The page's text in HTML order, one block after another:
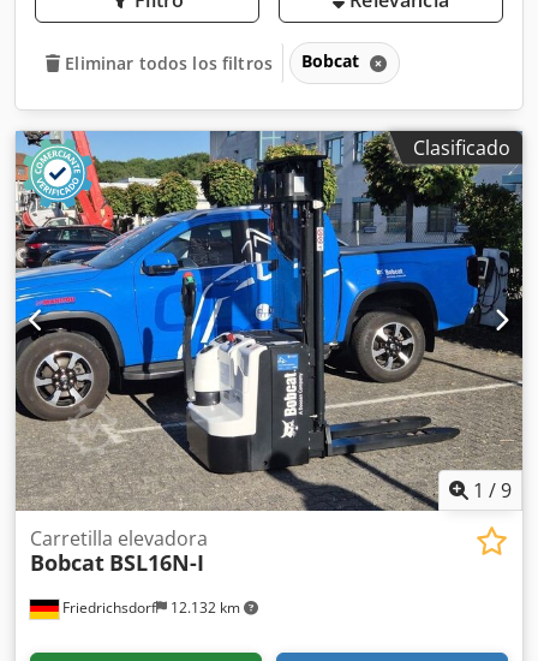
Eliminar todos los filtros Bobcat
Clasificado
1 /9
Friedrichsdorf 12.132 km
Carretilla elevadora
Bobcat BSL16N-I